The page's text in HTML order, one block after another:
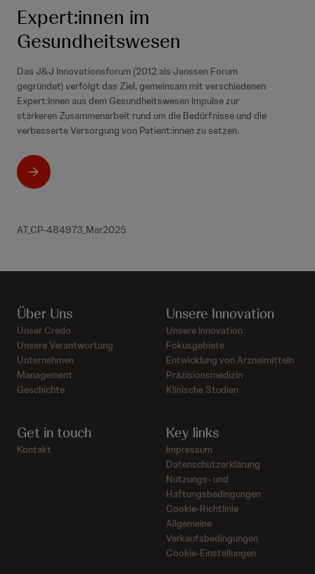
Expert:innen im
Gesundheitswesen
Das J&J Innovationsforum (2012 als Janssen Forum
gegründet) verfolgt das Ziel, gemeinsam mit verschiedenen
Expert:innen aus dem Gesundheitswesen Impulse zur
stärkeren Zusammenarbeit rund um die Bedürfnisse und die
verbesserte Versorgung von Patient:innen zu setzen.
AT_CP-484973_Mar2025
Über Uns
Unser Credo
Unsere Verantwortung
Unternehmen
Management
Geschichte
Unsere Innovation
Unsere Innovation
Fokusgebiete
Entwicklung von Arzneimitteln
Präzisionsmedizin
Klinische Studien
Get in touch
Kontakt
Key links
Impressum
Datenschutzerklärung
Nutzungs- und
Haftungsbedingungen
Cookie-Richtlinie
Allgemeine
Verkaufsbedingungen
Cookie-Einstellungen